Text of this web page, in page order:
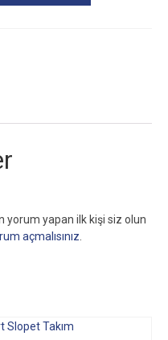
yorum yapan ilk kişi siz olun
açmalısınız